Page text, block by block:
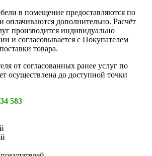
в помещение предоставляются по
оплачиваются дополнительно. Расчёт
производится индивидуально
и согласовывается с Покупателем
товара.
от согласованных ранее услуг по
осуществлена до доступной точки
34 583